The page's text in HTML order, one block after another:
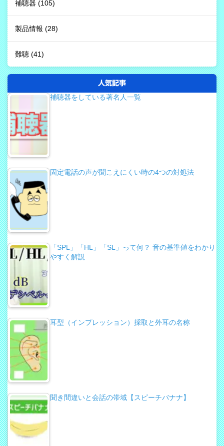
補聴器 (105)
製品情報 (28)
難聴 (41)
人気記事
補聴器をしている著名人一覧
固定電話の声が聞こえにくい時の4つの対処法
「SPL」「HL」「SL」って何？ 音の基準値をわかり
やすく解説
耳型（インプレッション）採取と外耳の名称
聞き間違いと会話の帯域【スピーチバナナ】